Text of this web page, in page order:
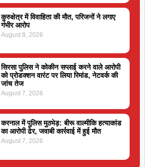
कुरुक्षेत्र में विवाहिता की मौत, परिजनों ने लगाए
गंभीर आरोप
August 8, 2026
सिरसा पुलिस ने कोकीन सप्लाई करने वाले आरोपी
को प्रोडक्शन वारंट पर लिया रिमांड, नेटवर्क की
जांच तेज
August 7, 2026
करनाल में पुलिस मुठभेड़: बीरू वाल्मीकि हत्याकांड
का आरोपी ढेर, जवाबी कार्रवाई में हुई मौत
August 7, 2026